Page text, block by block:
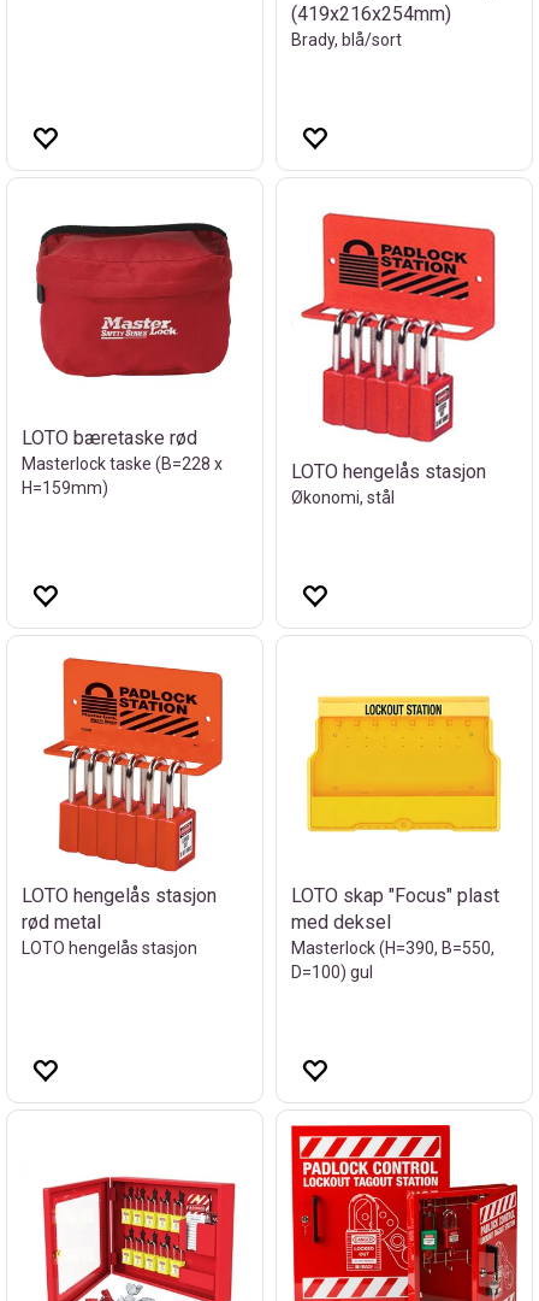
(419x216x254mm)
Brady, blå/sort
LOTO bæretaske rød
Masterlock taske (B=228 x
H=159mm)
LOTO hengelås stasjon
Økonomi, stål
LOTO hengelås stasjon
rød metal
LOTO hengelås stasjon
LOTO skap "Focus" plast
med deksel
Masterlock (H=390, B=550,
D=100) gul